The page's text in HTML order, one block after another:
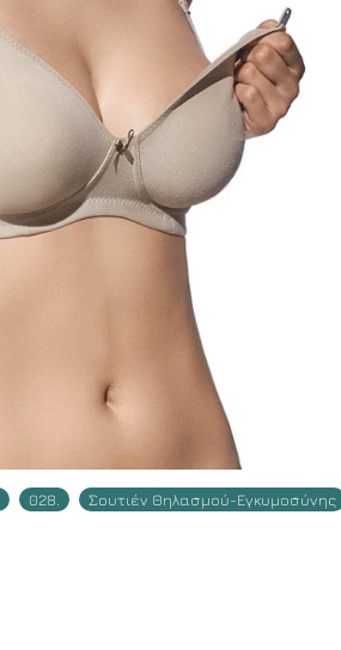
028. Σουτιέν Θηλασμού-Εγκυμοσύνης